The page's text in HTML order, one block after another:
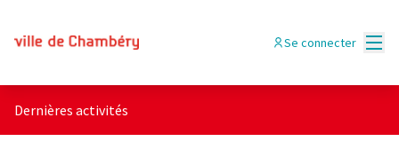
Se connecter
Dernières activités